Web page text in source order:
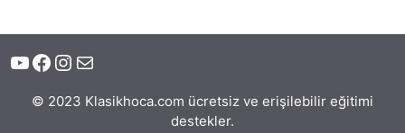
YouTube
Facebook
Instagram
E-posta
© 2023 Klasikhoca.com ücretsiz ve erişilebilir eğitimi
destekler.